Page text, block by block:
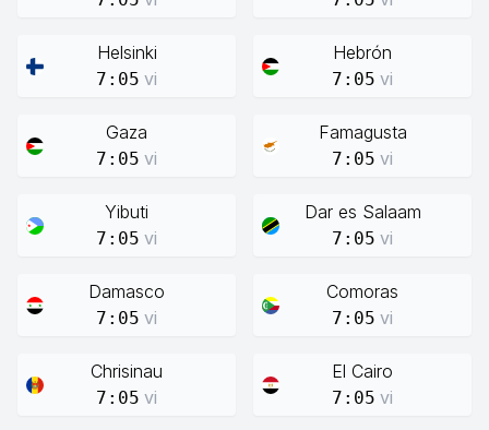
Helsinki
7:05 vi
Hebrón
7:05 vi
Gaza
7:05 vi
Famagusta
7:05 vi
Yibuti
7:05 vi
Dar es Salaam
7:05 vi
Damasco
7:05 vi
Comoras
7:05 vi
Chrisinau
7:05 vi
El Cairo
7:05 vi